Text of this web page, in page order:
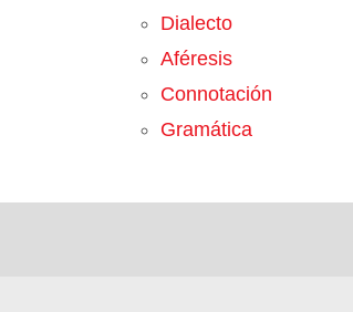
Dialecto
Aféresis
Connotación
Gramática